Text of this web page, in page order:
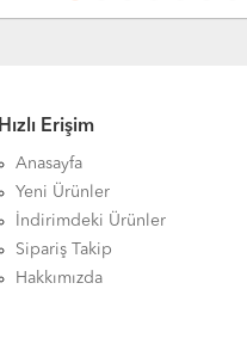
Hızlı Erişim
Anasayfa
Yeni Ürünler
İndirimdeki Ürünler
Sipariş Takip
Hakkımızda